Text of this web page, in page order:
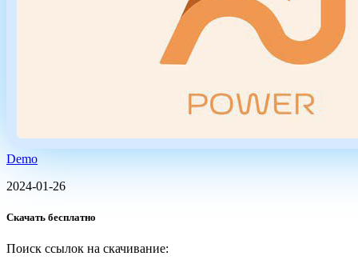
Demo
2024-01-26
Скачать бесплатно
Поиск ссылок на скачивание: